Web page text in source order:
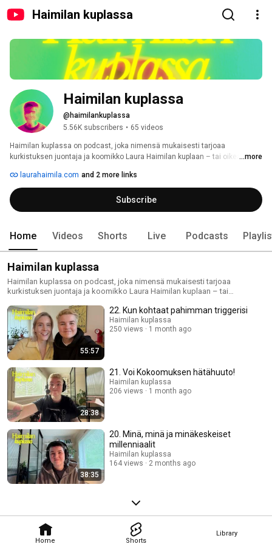
Haimilan kuplassa
Home Shorts
Library
Haimilan kuplassa
@haimilankuplassa
5.56K subscribers • 65 videos
Haimilan kuplassa on podcast, joka nimensä mukaisesti tarjoaa
kurkistuksen juontaja ja koomikko Laura Haimilan kuplaan – tai oikeastaan
ja kiinnostunut maailmasta, ilmiöistä ja ihmisistä. Tämä uteliaisuus saa
hänet kerta toisensa jälkeen kuplaantumaan. Haimilan kuplassa
tarkastellaan Lauran - jokseenkin outoa - mielenmaisemaa. Ja mikä
parasta - välillä kupla puhkaistaan, kun kuplaan saapuu vieras.
...more
laurahaimila.com and 2 more links
Subscribe
Home Videos Shorts Live Podcasts
Haimilan kuplassa
Haimilan kuplassa on podcast, joka nimensä mukaisesti tarjoaa
kurkistuksen juontaja ja koomikko Laura Haimilan kuplaan – tai
loputtoman utelias ja kiinnostunut maailmasta, ilmiöistä ja ihmisistä.
Tämä uteliaisuus saa hänet kerta toisensa jälkeen kuplaantumaan.
Haimilan kuplassa tarkastellaan Lauran - jokseenkin outoa -
mielenmaisemaa. Ja mikä parasta - välillä kupla puhkaistaan, kun kuplaan
saapuu vieras. Haimilan kuplassa - uusi jakso joka tiistai
55:57
22. Kun kohtaat pahimman triggerisi
Haimilan kuplassa
250 views
1 month ago
28:38
21. Voi Kokoomuksen hätähuuto!
Haimilan kuplassa
206 views
1 month ago
38:35
20. Minä, minä ja minäkeskeiset
millenniaalit
Haimilan kuplassa
164 views
2 months ago